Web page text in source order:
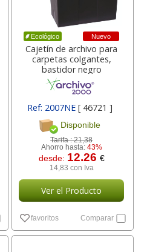
Ecológico Nuevo
Cajetín de archivo para
carpetas colgantes,
bastidor negro
Ref: 2007NE [ 46721 ]
Disponible
Tarifa :21,38
Ahorro hasta: 43%
desde: 12.26 €
14,83 con Iva
Ver el Producto
favoritos Comparar